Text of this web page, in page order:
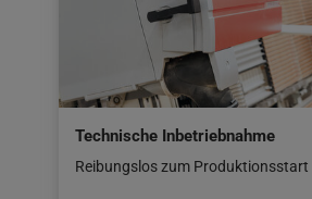
Technische Inbetriebnahme
Reibungslos zum Produktionsstart